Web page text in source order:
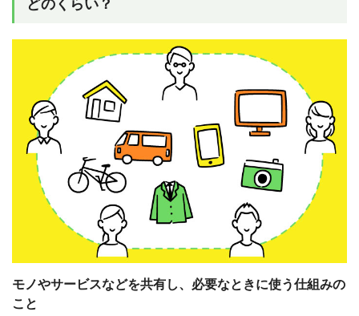
どのくらい？
モノやサービスなどを共有し、必要なときに使う仕組みの
こと